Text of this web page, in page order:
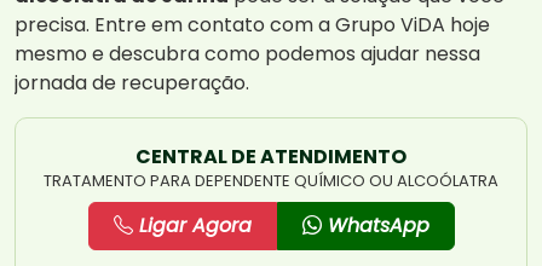
precisa. Entre em contato com a Grupo ViDA hoje
mesmo e descubra como podemos ajudar nessa
jornada de recuperação.
CENTRAL DE ATENDIMENTO
TRATAMENTO PARA DEPENDENTE QUÍMICO OU ALCOÓLATRA
Ligar Agora WhatsApp